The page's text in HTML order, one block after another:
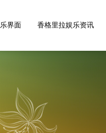
界面 香格里拉娱乐资讯